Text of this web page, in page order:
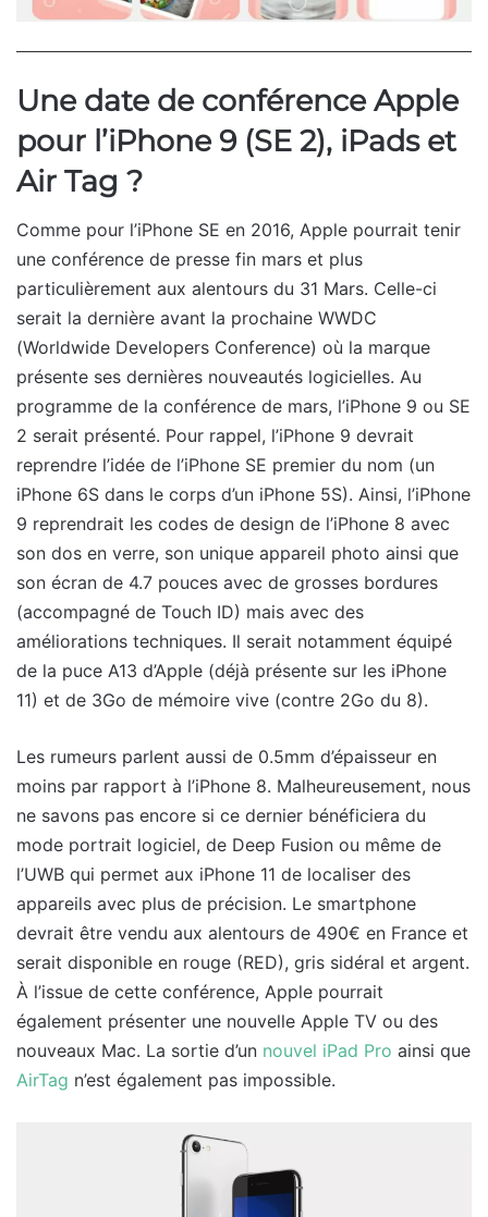
Une date de conférence Apple
pour l’iPhone 9 (SE 2), iPads et
Air Tag ?
Comme pour l’iPhone SE en 2016, Apple pourrait tenir
une conférence de presse fin mars et plus
particulièrement aux alentours du 31 Mars. Celle-ci
serait la dernière avant la prochaine WWDC
(Worldwide Developers Conference) où la marque
présente ses dernières nouveautés logicielles. Au
programme de la conférence de mars, l’iPhone 9 ou SE
2 serait présenté. Pour rappel, l’iPhone 9 devrait
reprendre l’idée de l’iPhone SE premier du nom (un
iPhone 6S dans le corps d’un iPhone 5S). Ainsi, l’iPhone
9 reprendrait les codes de design de l’iPhone 8 avec
son dos en verre, son unique appareil photo ainsi que
son écran de 4.7 pouces avec de grosses bordures
(accompagné de Touch ID) mais avec des
améliorations techniques. Il serait notamment équipé
de la puce A13 d’Apple (déjà présente sur les iPhone
11) et de 3Go de mémoire vive (contre 2Go du 8).
Les rumeurs parlent aussi de 0.5mm d’épaisseur en
moins par rapport à l’iPhone 8. Malheureusement, nous
ne savons pas encore si ce dernier bénéficiera du
mode portrait logiciel, de Deep Fusion ou même de
l’UWB qui permet aux iPhone 11 de localiser des
appareils avec plus de précision. Le smartphone
devrait être vendu aux alentours de 490€ en France et
serait disponible en rouge (RED), gris sidéral et argent.
À l’issue de cette conférence, Apple pourrait
également présenter une nouvelle Apple TV ou des
nouveaux Mac. La sortie d’un nouvel iPad Pro ainsi que
AirTag n’est également pas impossible.